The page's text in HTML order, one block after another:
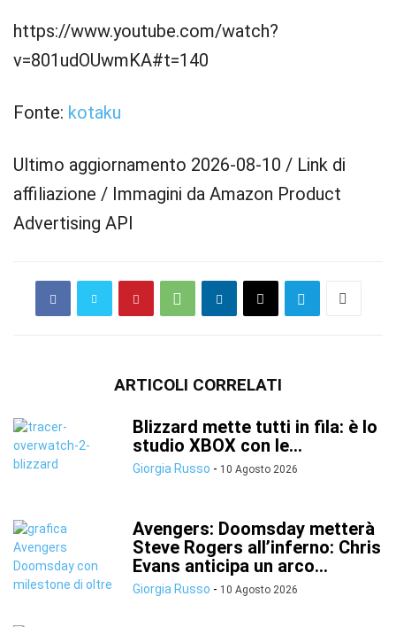
https://www.youtube.com/watch?
v=801udOUwmKA#t=140
Fonte: kotaku
Ultimo aggiornamento 2026-08-10 / Link di
affiliazione / Immagini da Amazon Product
Advertising API
ARTICOLI CORRELATI
Blizzard mette tutti in fila: è lo
studio XBOX con le...
Giorgia Russo - 10 Agosto 2026
Avengers: Doomsday metterà
Steve Rogers all’inferno: Chris
Evans anticipa un arco...
Giorgia Russo - 10 Agosto 2026